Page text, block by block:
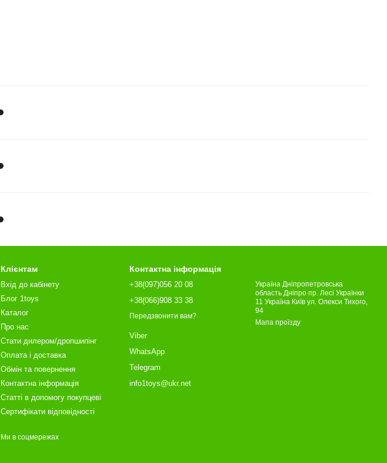
Клієнтам
Вхід до кабінету
Блог 1toys
Каталог
Про нас
Стати дилером/дропшипінг
Оплата і доставка
Обмін та повернення
Контактна інформація
Статті в допомогу покупцеві
Сертифікати відповідності
Ми в соцмережах
Контактна інформація
+38(097)056 20 08
+38(066)908 33 38
Передзвонити вам?
Viber
WhatsApp
Telegram
info1toys@ukr.net
Україна Дніпропетровська
область Дніпро пр. Лесі Українки
11 Україна Київ ул. Олекси Тихого,
94
Мапа проїзду